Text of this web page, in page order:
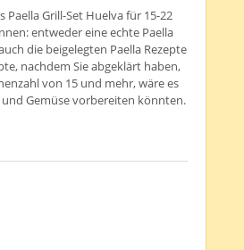
Grill-Set Huelva für 15-22
entweder eine echte Paella
die beigelegten Paella Rezepte
nachdem Sie abgeklärt haben,
von 15 und mehr, wäre es
und Gemüse vorbereiten könnten.